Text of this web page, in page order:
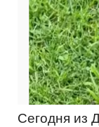
Сегодня из